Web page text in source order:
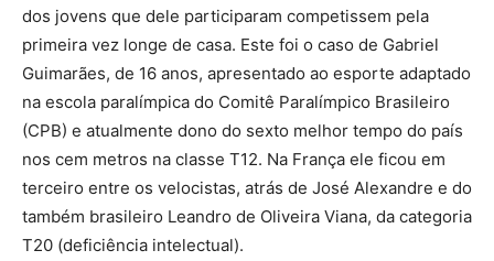
dos jovens que dele participaram competissem pela
primeira vez longe de casa. Este foi o caso de Gabriel
Guimarães, de 16 anos, apresentado ao esporte adaptado
na escola paralímpica do Comitê Paralímpico Brasileiro
(CPB) e atualmente dono do sexto melhor tempo do país
nos cem metros na classe T12. Na França ele ficou em
terceiro entre os velocistas, atrás de José Alexandre e do
também brasileiro Leandro de Oliveira Viana, da categoria
T20 (deficiência intelectual).